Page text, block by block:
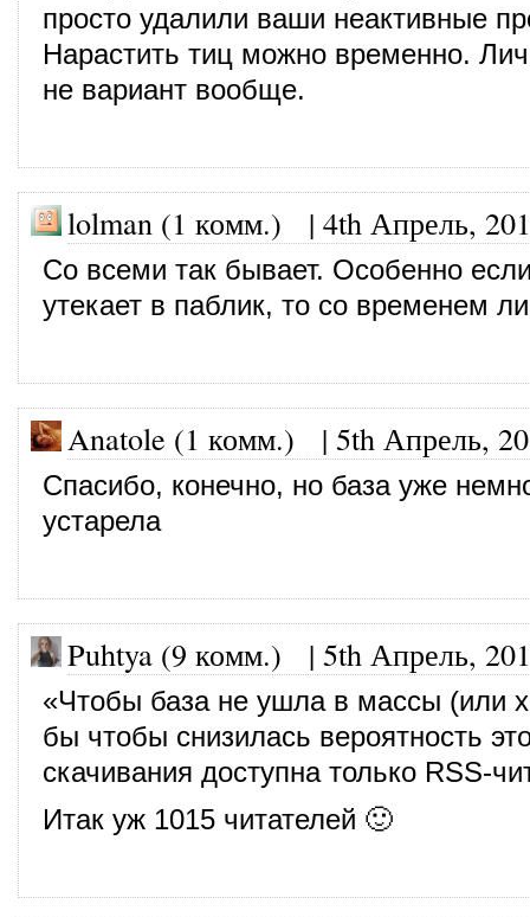
просто удалили ваши неактивные
Нарастить тиц можно временно.
не вариант вообще.
lolman (1 комм.) | 4th Апрель,
Со всеми так бывает. Особенно
утекает в паблик, то со временем
Anatole (1 комм.) | 5th Апрель,
Спасибо, конечно, но база уже
устарела
Puhtya (9 комм.) | 5th Апрель,
«Чтобы база не ушла в массы (или
бы чтобы снизилась вероятность
скачивания доступна только RSS-
Итак уж 1015 читателей 🙂